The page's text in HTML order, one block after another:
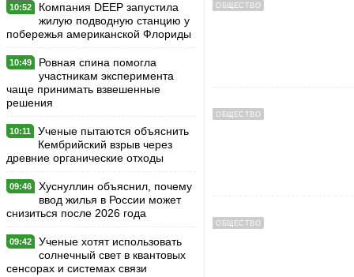
10:52
Компания DEEP запустила
жилую подводную станцию у
побережья американской Флориды
10:49
Ровная спина помогла
участникам эксперимента
чаще принимать взвешенные
решения
10:11
Ученые пытаются объяснить
Кембрийский взрыв через
древние органические отходы
09:46
Хуснуллин объяснил, почему
ввод жилья в России может
снизиться после 2026 года
09:42
Ученые хотят использовать
солнечный свет в квантовых
сенсорах и системах связи
ОБЩЕСТВО
ОБЩЕСТВО
ОБЩЕСТВО